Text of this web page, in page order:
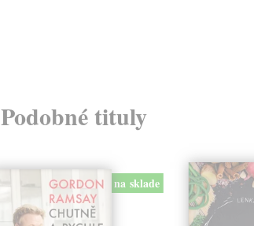
Podobné tituly
na sklade